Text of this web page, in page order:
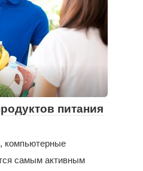
питания
компьютерные
самым активным